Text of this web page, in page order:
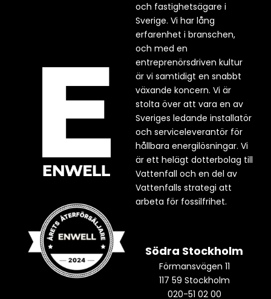
och fastighetsägare i
Sverige. Vi har lång
erfarenhet i branschen,
och med en
entreprenörsdriven kultur
är vi samtidigt en snabbt
växande koncern. Vi är
stolta över att vara en av
Sveriges ledande installatör
och serviceleverantör för
hållbara energilösningar. Vi
är ett helägt dotterbolag till
Vattenfall och en del av
Vattenfalls strategi att
arbeta för fossilfrihet.
Södra Stockholm
Förmansvägen 11
117 59 Stockholm
020-51 02 00